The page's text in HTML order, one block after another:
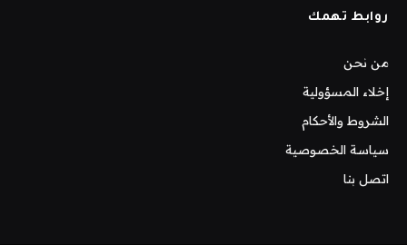
روابط تهمك
من نحن
إخلاء المسؤولية
الشروط والأحكام
سياسة الخصوصية
اتصل بنا